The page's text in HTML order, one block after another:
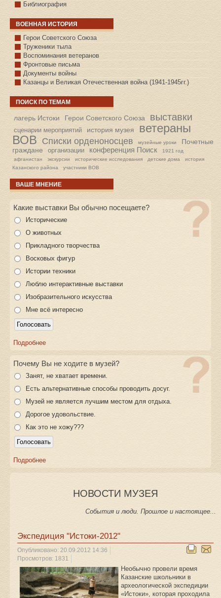
Библиография
ВОЕННАЯ ИСТОРИЯ
С.КАЗАНСКОЕ
Герои Советского Союза
Труженики тыла
Воспоминания ветеранов
Фронтовые письма
Документы войны
Казанцы и Великая Отечественная война (1941-1945гг.)
ПОИСК ПО ТЕМАМ
лагерь Истоки Герои Советского Союза выставки
сценарии мероприятий история музея
ветераны
ВОВ Списки орденоносцев музейные уроки
Почетные
граждане
организации конференция Поиск
1921 год
афганистан
экскурсии исторические исследования детские дома
история
Казанского района
участники ВОВ
ВАШЕ МНЕНИЕ
Какие выставки Вы обычно посещаете?
Исторические
О животных
Прикладного творчества
Восковых фигур
Истории техники
Люблю интерактивные выставки
Изобразительного искусства
Мне всё интересно
Подробнее
Почему Вы не ходите в музей?
Занят, не хватает времени.
Есть альтернативные способы проводить досуг.
Музей не является лучшим местом для отдыха.
Дорогое удовольствие.
Как это не хожу???
Подробнее
НОВОСТИ МУЗЕЯ
События и люди. Прошлое и настоящее...
Экспедиция "Истоки-2012"
Опубликовано: 20.09.2012 14:36
Просмотров: 1831
Необычно провели время
Казанские школьники в
археологической экспедиции
«Истоки», которая проходила